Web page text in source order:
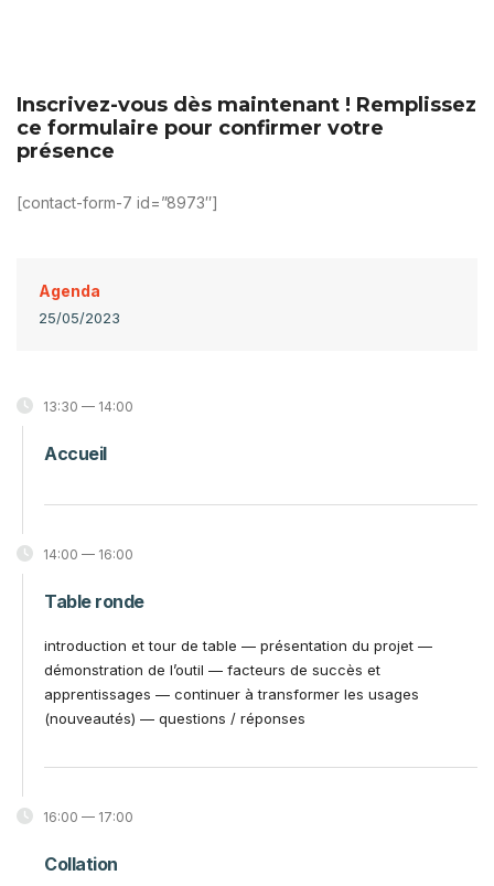
Inscrivez-vous dès maintenant ! Remplissez
ce formulaire pour confirmer votre
présence
[contact-form-7 id=”8973″]
Agenda
25/05/2023
13:30 — 14:00
Accueil
14:00 — 16:00
Table ronde
introduction et tour de table — présentation du projet —
démonstration de l’outil — facteurs de succès et
apprentissages — continuer à transformer les usages
(nouveautés) — questions / réponses
16:00 — 17:00
Collation